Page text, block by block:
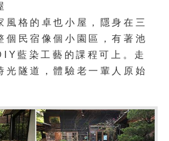
風格的卓也小屋，隱身在三
個民宿像個小園區，有著池
藍染工藝的課程可上。走
光隧道，體驗老一輩人原始